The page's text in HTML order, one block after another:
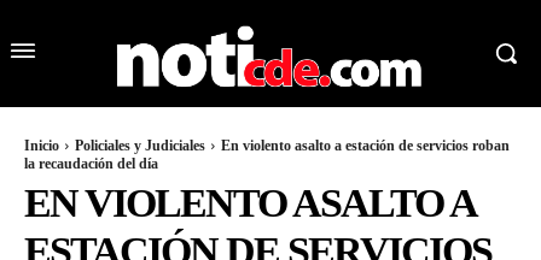
Inicio Policiales y Judiciales
En violento asalto a estación de servicios roban
la recaudación del día
EN VIOLENTO ASALTO A